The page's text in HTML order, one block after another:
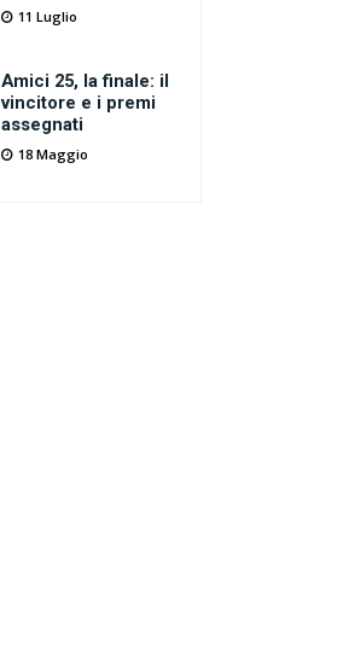
11 Luglio
Amici 25, la finale: il
vincitore e i premi
assegnati
18 Maggio